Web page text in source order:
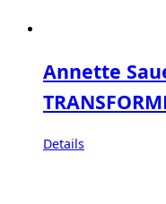
Annette
Details